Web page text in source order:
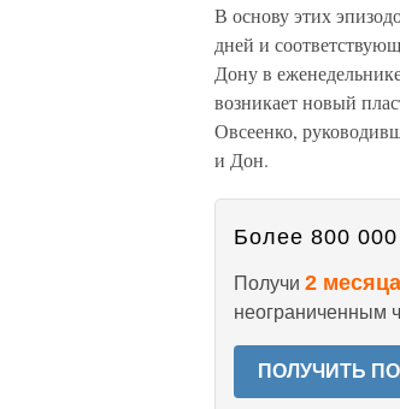
В основу этих
дней и
Дону в
возникает новый
Овсеенко,
и Дон.
Более 800 000
Получи 2
неограниченным
ПОЛУЧИТЬ